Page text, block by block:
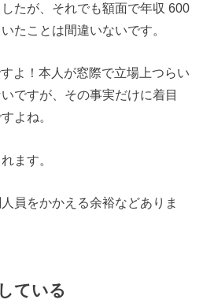
たが、それでも額面で年収 600
たことは間違いないです。
よ！本人が窓際で立場上つらい
ですが、その事実だけに着目
よね。
ます。
員をかかえる余裕などありま
ている